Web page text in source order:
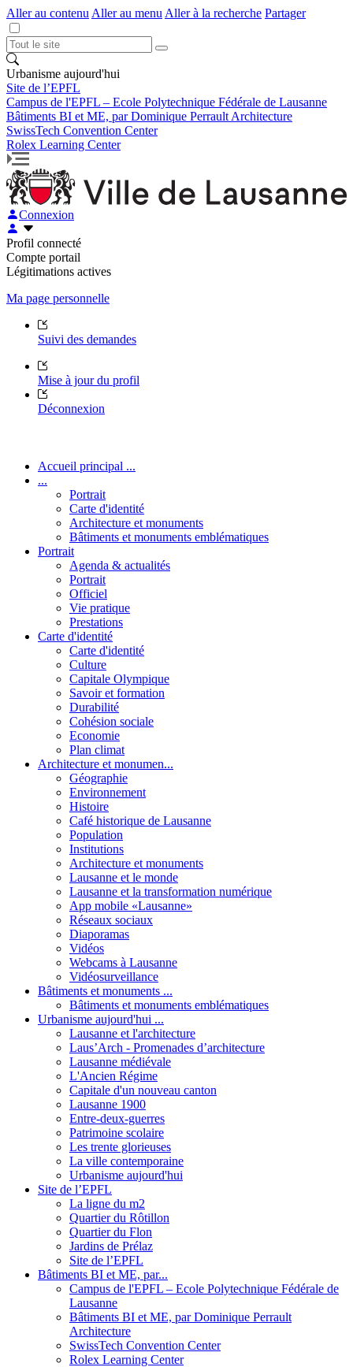
Aller au contenu Aller au menu Aller à la recherche Partager
Urbanisme aujourd'hui
Site de l’EPFL
Campus de l'EPFL – Ecole Polytechnique Fédérale de Lausanne
Bâtiments BI et ME, par Dominique Perrault Architecture
SwissTech Convention Center
Rolex Learning Center
Connexion
Profil connecté
Compte portail
Légitimations actives
Ma page personnelle
Suivi des demandes
Mise à jour du profil
Déconnexion
Accueil principal ...
...
Portrait
Carte d'identité
Architecture et monuments
Bâtiments et monuments emblématiques
Portrait
Agenda & actualités
Portrait
Officiel
Vie pratique
Prestations
Carte d'identité
Carte d'identité
Culture
Capitale Olympique
Savoir et formation
Durabilité
Cohésion sociale
Economie
Plan climat
Architecture et monumen...
Géographie
Environnement
Histoire
Café historique de Lausanne
Population
Institutions
Architecture et monuments
Lausanne et le monde
Lausanne et la transformation numérique
App mobile «Lausanne»
Réseaux sociaux
Diaporamas
Vidéos
Webcams à Lausanne
Vidéosurveillance
Bâtiments et monuments ...
Bâtiments et monuments emblématiques
Urbanisme aujourd'hui ...
Lausanne et l'architecture
Laus’Arch - Promenades d’architecture
Lausanne médiévale
L'Ancien Régime
Capitale d'un nouveau canton
Lausanne 1900
Entre-deux-guerres
Patrimoine scolaire
Les trente glorieuses
La ville contemporaine
Urbanisme aujourd'hui
Site de l’EPFL
La ligne du m2
Quartier du Rôtillon
Quartier du Flon
Jardins de Prélaz
Site de l’EPFL
Bâtiments BI et ME, par...
Campus de l'EPFL – Ecole Polytechnique Fédérale de
Lausanne
Bâtiments BI et ME, par Dominique Perrault
Architecture
SwissTech Convention Center
Rolex Learning Center